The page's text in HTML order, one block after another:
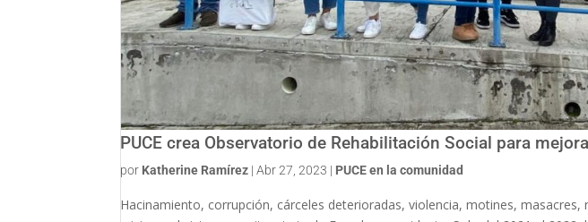
PUCE crea Observatorio de Rehabilitación Social para
por Katherine Ramírez |Abr 27, 2023 | PUCE en la comunidad
Hacinamiento, corrupción, cárceles deterioradas, violencia, motines,